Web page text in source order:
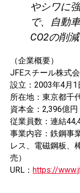
やシワに
で、自動
CO2の削
（企業概要）
JFEスチール株式
設立：2003年4月1
所在地：東京都千
資本金：2,396億円
従業員数：連結
事業内容：鉄鋼事
レス、電磁鋼板、
売）
URL： https://